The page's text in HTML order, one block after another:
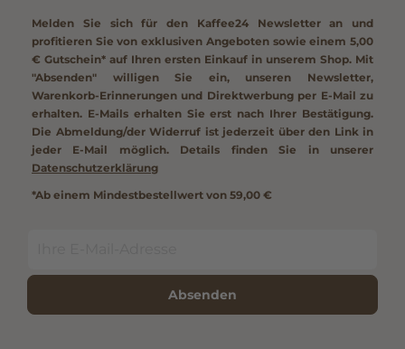
Melden Sie sich für den Kaffee24 Newsletter an und
profitieren Sie von exklusiven Angeboten sowie einem 5,00
€ Gutschein* auf Ihren ersten Einkauf in unserem Shop. Mit
"Absenden" willigen Sie ein, unseren Newsletter,
Warenkorb-Erinnerungen und Direktwerbung per E-Mail zu
erhalten. E-Mails erhalten Sie erst nach Ihrer Bestätigung.
Die Abmeldung/der Widerruf ist jederzeit über den Link in
jeder E-Mail möglich. Details finden Sie in unserer
Datenschutzerklärung
*Ab einem Mindestbestellwert von 59,00 €
Absenden